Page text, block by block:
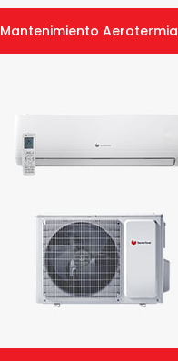
Mantenimiento Aerotermia